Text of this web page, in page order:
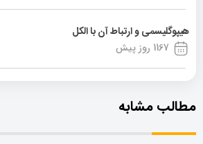
هیپوگلیسمی و ارتباط آن با الکل
1167 روز پیش
مطالب مشابه